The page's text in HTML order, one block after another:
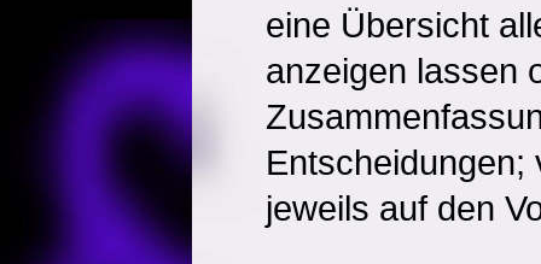
eine Übersicht
anzeigen lassen
Entscheidungen;
jeweils auf den